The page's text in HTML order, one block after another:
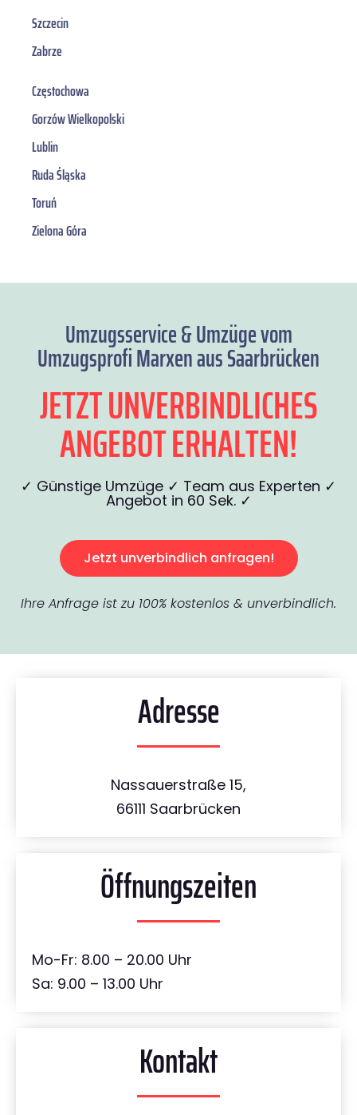
Szczecin
Zabrze
Częstochowa
Gorzów Wielkopolski
Lublin
Ruda Śląska
Toruń
Zielona Góra
Umzugsservice & Umzüge vom
Umzugsprofi Marxen aus Saarbrücken
JETZT UNVERBINDLICHES
ANGEBOT ERHALTEN!
✓ Günstige Umzüge ✓ Team aus Experten ✓
Angebot in 60 Sek. ✓
Jetzt unverbindlich anfragen!
Ihre Anfrage ist zu 100% kostenlos & unverbindlich.
Adresse
Nassauerstraße 15,
66111 Saarbrücken
Öffnungszeiten
Mo-Fr: 8.00 – 20.00 Uhr
Sa: 9.00 – 13.00 Uhr
Kontakt